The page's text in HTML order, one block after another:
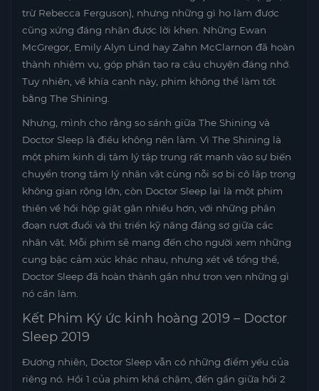
trừ Rebecca Ferguson), nhưng những gì họ làm được
cũng xứng đáng nhận được lời khen. Những Ewan
McGregor, Emily Alyn Lind hay Zahn McClarnon đã hoàn
thành nhiệm vụ, góp phần tạo ra câu chuyện đáng nhớ.
Tuy nhiên, về khía cạnh này, phim không thể làm tốt
bằng The Shining.
Nhưng, mình cho rằng so sánh giữa The Shining và
Doctor Sleep là điều không nên làm. Vì The Shining là
một phim kinh dị tâm lý tập trung rất mạnh vào sự biến
chuyển trong tâm lý nhân vật cùng nỗi sợ bị cô lập trong
không gian rộng lớn, còn Doctor Sleep lại là một phim
thiên về hồi hộp giật gân nhiều hơn, với những phân
đoạn rượt đuổi và thi triển kỹ năng đáng sợ giữa các
nhân vật. Mỗi phim sẽ mang đến cho người xem những
cung bậc cảm xúc khác nhau, nhưng xét về tổng thể,
Doctor Sleep đã hoàn thành gần như trọn vẹn những gì
nó cần làm.
Kết Phim Ký ức kinh hoàng 2019 – Doctor
Sleep 2019
Đương nhiên, Doctor Sleep vẫn có những điểm yếu của
riêng nó. Hồi 1 của phim khá chậm, đến gần giữa hồi 2